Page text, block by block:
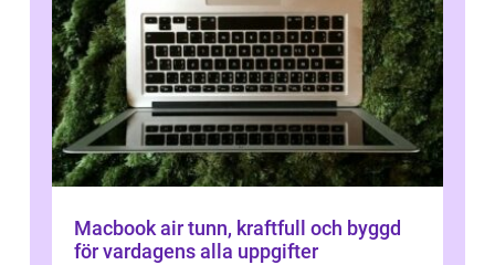
Macbook air tunn, kraftfull och byggd
för vardagens alla uppgifter